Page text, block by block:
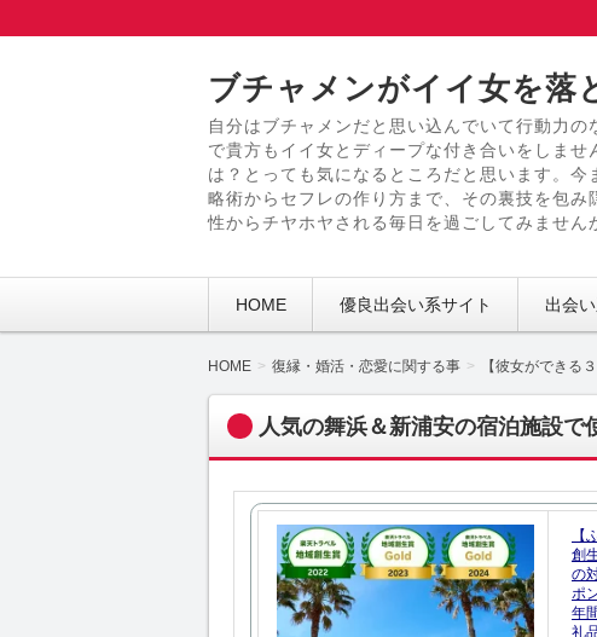
ブチャメンがイイ女を落
自分はブチャメンだと思い込んでいて行動力
で貴方もイイ女とディープな付き合いをしま
は？とっても気になるところだと思います。
略術からセフレの作り方まで、その裏技を包
性からチヤホヤされる毎日を過ごしてみません
HOME 優良出会い系サイト 出会
HOME 復縁・婚活・恋愛に関する事 【彼女ができる
人気の舞浜＆新浦安の宿泊施設で
【
創
の
ポ
年
礼